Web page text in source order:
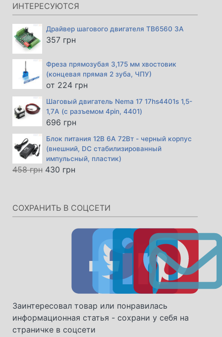
366 грн.
ИНТЕРЕСУЮТСЯ
Драйвер шагового двигателя TB6560 3А
357 грн
Фреза прямозубая 3,175 мм хвостовик
(концевая прямая 2 зуба, ЧПУ)
от 224 грн
Шаговый двигатель Nema 17 17hs4401s 1,5-
1,7А (с разъемом 4pin, 4401)
696 грн
Блок питания 12В 6А 72Вт - черный корпус
(внешний, DC стабилизированный
импульсный, пластик)
458грн Первоначальная
458 грн.
430 грнТекущая
СОХРАНИТЬ В СОЦСЕТИ
Заинтересовал товар или понравилась
информационная статья - сохрани у себя на
страничке в соцсети